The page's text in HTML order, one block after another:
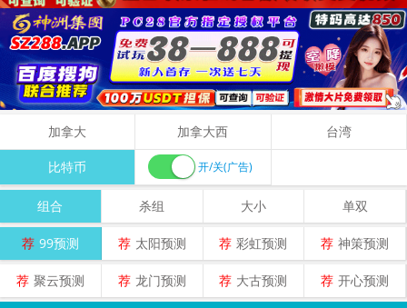
加拿大 加拿大西 台湾
比特币 开/关(广告)
组合 杀组 大小 单双
荐 99预测 荐 太阳预测 荐 彩虹预测 荐 神策预测
荐 聚云预测 荐 龙门预测 荐 大古预测 荐 开心预测